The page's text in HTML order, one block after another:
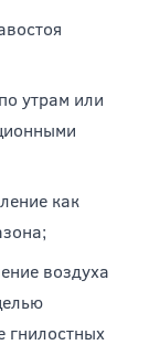
утрам или
как
воздуха
гнилостных